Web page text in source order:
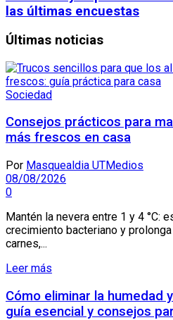
las últimas encuestas
Últimas noticias
Sociedad
Consejos prácticos para
más frescos en casa
Por Masquealdia UTMedios
08/08/2026
0
Mantén la nevera entre 1 y 4 °C:
crecimiento bacteriano y
carnes,...
Leer más
Cómo eliminar la humedad
guía esencial y consejos